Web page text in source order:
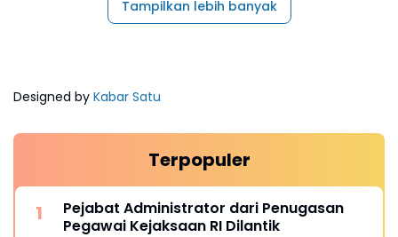
Tampilkan lebih banyak
Designed by Kabar Satu
Terpopuler
Pejabat Administrator dari Penugasan
Pegawai Kejaksaan RI Dilantik